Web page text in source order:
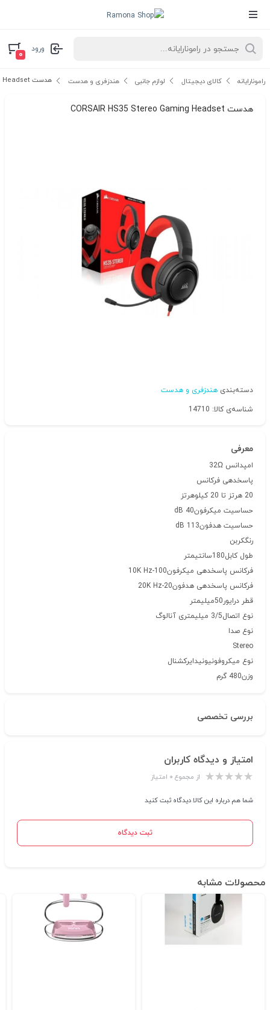
ورود
۰
رامونارایانه کالای دیجیتال لوازم جانبی هندزفری و هدست هدست CORSAIR HS35 Stereo Gaming Headset
هدست CORSAIR HS35 Stereo Gaming Headset
دسته‌بندی هندزفری و هدست
شناسه‌ی کالا: 14710
معرفی
امپدانس
پاسخدهی فرکانس
20 هرتز تا 20 کیلوهرتز
حساسیت میکرفون40 dB
حساسیت هدفون113 dB
رنگکربن
طول کابل180سانتیمتر
فرکانس پاسخدهی میکرفون100-10K Hz
فرکانس پاسخدهی هدفون20-20K Hz
قطر درایور50میلیمتر
نوع اتصال3/5 میلیمتری آنالوگ
نوع صدا
Stereo
نوع میکروفونیونیدایرکشنال
وزن480 گرم
بررسی تخصصی
امتیاز و دیدگاه کاربران
از مجموع ۰ امتیاز
شما هم درباره این کالا دیدگاه ثبت کنید
ثبت دیدگاه
محصولات مشابه